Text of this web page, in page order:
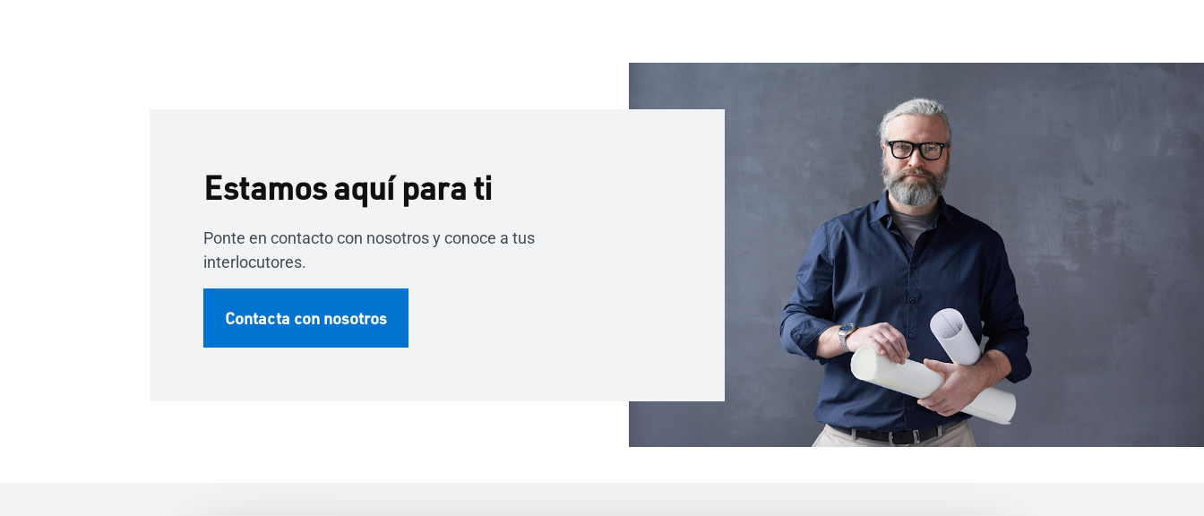
Estamos aquí para ti
Ponte en contacto con nosotros y conoce a tus
interlocutores.
Contacta con nosotros